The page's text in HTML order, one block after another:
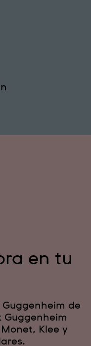
en tu
de
Guggenheim
Klee y